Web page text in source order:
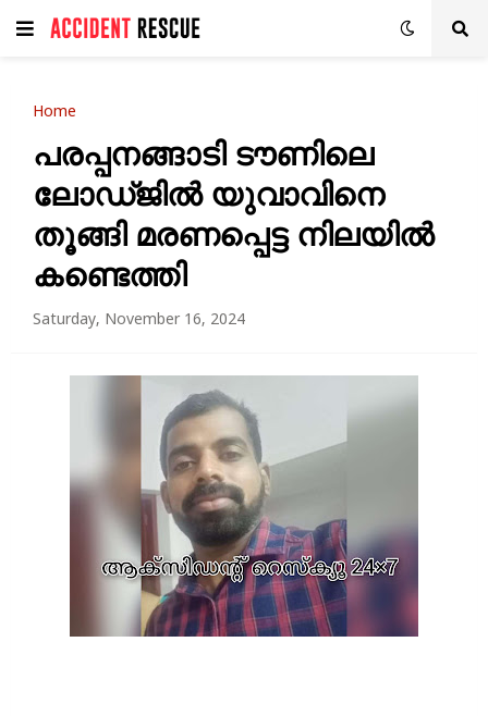
Home
പരപ്പനങ്ങാടി ടൗണിലെ
ലോഡ്ജിൽ യുവാവിനെ
തൂങ്ങി മരണപ്പെട്ട നിലയിൽ
കണ്ടെത്തി
Saturday, November 16, 2024